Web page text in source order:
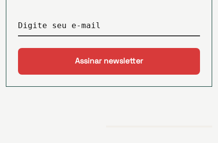
Digite seu e-mail